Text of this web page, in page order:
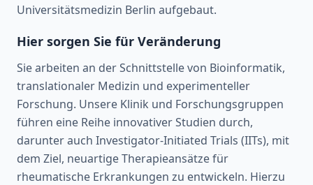
Universitätsmedizin Berlin aufgebaut.
Hier sorgen Sie für Veränderung
Sie arbeiten an der Schnittstelle von Bioinformatik,
translationaler Medizin und experimenteller
Forschung. Unsere Klinik und Forschungsgruppen
führen eine Reihe innovativer Studien durch,
darunter auch Investigator-Initiated Trials (IITs), mit
dem Ziel, neuartige Therapieansätze für
rheumatische Erkrankungen zu entwickeln. Hierzu